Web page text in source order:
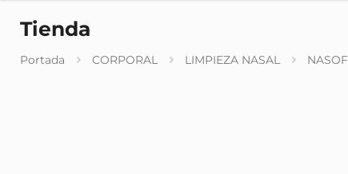
Tienda
Portada CORPORAL LIMPIEZA NASAL